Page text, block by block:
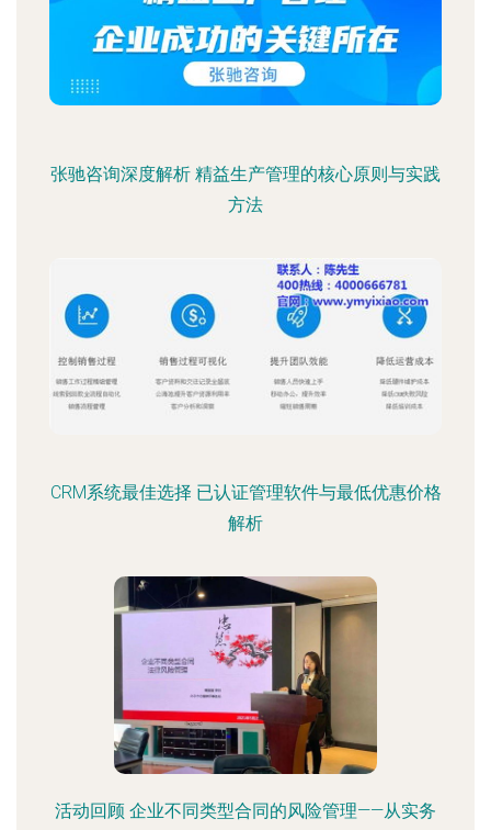
张驰咨询深度解析 精益生产管理的核心原则与实践
方法
CRM系统最佳选择 已认证管理软件与最低优惠价格
解析
活动回顾 企业不同类型合同的风险管理——从实务